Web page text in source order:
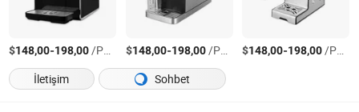
$148,00-198,00/Parça $148,00-198,00/Parça $148,00-198,00/Parça
İletişim
Sohbet